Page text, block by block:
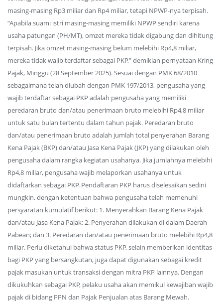
masing-masing Rp3 miliar dan Rp4 miliar, tetapi NPWP-nya terpisah.
“Apabila suami istri masing-masing memiliki NPWP sendiri karena
usaha patungan (PH/MT), omzet mereka tidak digabung dan dihitung
terpisah. Jika omzet masing-masing belum melebihi Rp4,8 miliar,
mereka tidak wajib terdaftar sebagai PKP,” demikian pernyataan Kring
Pajak, Minggu (28 September 2025). Sesuai dengan PMK 68/2010
sebagaimana telah diubah dengan PMK 197/2013, pengusaha yang
wajib terdaftar sebagai PKP adalah pengusaha yang memiliki
peredaran bruto dan/atau penerimaan bruto melebihi Rp4,8 miliar
untuk satu bulan tertentu dalam tahun pajak. Peredaran bruto
dan/atau penerimaan bruto adalah jumlah total penyerahan Barang
Kena Pajak (BKP) dan/atau Jasa Kena Pajak (JKP) yang dilakukan oleh
pengusaha dalam rangka kegiatan usahanya. Jika jumlahnya melebihi
Rp4,8 miliar, pengusaha wajib melaporkan usahanya untuk
didaftarkan sebagai PKP. Pendaftaran PKP harus diselesaikan sedini
mungkin, dengan ketentuan bahwa pengusaha telah memenuhi
persyaratan kumulatif berikut: 1. Menyerahkan Barang Kena Pajak
dan/atau Jasa Kena Pajak; 2. Penyerahan dilakukan di dalam Daerah
Pabean; dan 3. Peredaran dan/atau penerimaan bruto melebihi Rp4,8
miliar. Perlu diketahui bahwa status PKP, selain memberikan identitas
bagi PKP yang bersangkutan, juga dapat digunakan sebagai kredit
pajak masukan untuk transaksi dengan mitra PKP lainnya. Dengan
dikukuhkan sebagai PKP, pelaku usaha akan memikul kewajiban wajib
pajak di bidang PPN dan Pajak Penjualan atas Barang Mewah.